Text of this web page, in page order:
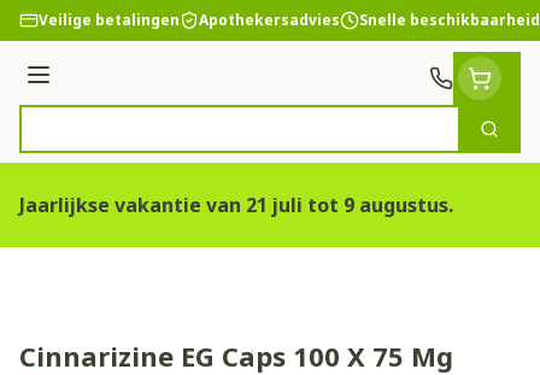
Ga naar de inhoud
Veilige betalingen Apothekersadvies Snelle beschikbaarheid
Menu
Zoek
Jaarlijkse vakantie van 21 juli tot 9 augustus.
Cinnarizine EG Caps 100 X 75 Mg